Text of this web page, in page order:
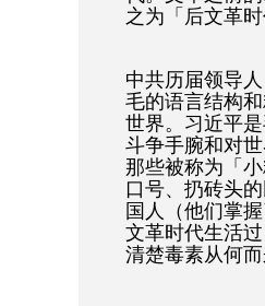
之为「后文革
中共历届领导
毛的语言结构
世界。习近平
斗争手腕和对
那些被称为「
口号、扔砖头
国人（他们掌
文革时代生活
清楚毒素从何而